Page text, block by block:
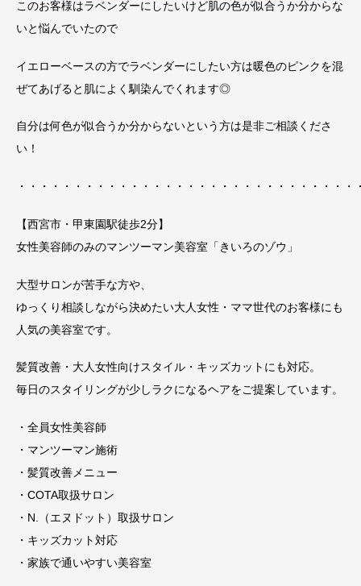
このお客様はラベンダーにしたいけど肌の色が似合うか分からな
いと悩んでいたので
イエローベースの方でラベンダーにしたい方は暖色のピンクを混
ぜてあげると肌によく馴染んでくれます◎
自分は何色が似合うか分からないという方は是非ご相談くださ
い！
・・・・・・・・・・・・・・・・・・・・・・・・・・・・・・
【西宮市・甲東園駅徒歩2分】
女性美容師のみのマンツーマン美容室「きいろのゾウ」
大型サロンが苦手な方や、
ゆっくり相談しながら決めたい大人女性・ママ世代のお客様にも
人気の美容室です。
髪質改善・大人女性向けスタイル・キッズカットにも対応。
毎日のスタイリングが少しラクになるヘアをご提案しています。
・全員女性美容師
・マンツーマン施術
・髪質改善メニュー
・COTA取扱サロン
・N.（エヌドット）取扱サロン
・キッズカット対応
・家族で通いやすい美容室